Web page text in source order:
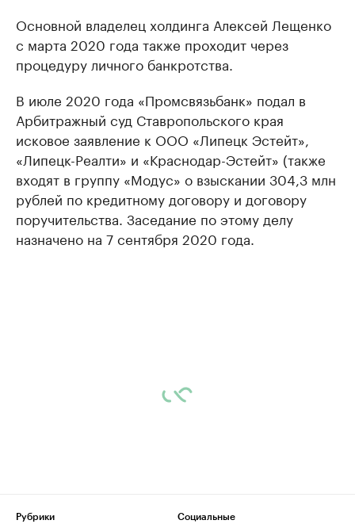
Основной владелец холдинга Алексей Лещенко
с марта 2020 года также проходит через
процедуру личного банкротства.
В июле 2020 года «Промсвязьбанк» подал в
Арбитражный суд Ставропольского края
исковое заявление к ООО «Липецк Эстейт»,
«Липецк-Реалти» и «Краснодар-Эстейт» (также
входят в группу «Модус» о взыскании 304,3 млн
рублей по кредитному договору и договору
поручительства. Заседание по этому делу
назначено на 7 сентября 2020 года.
Рубрики
Социальные